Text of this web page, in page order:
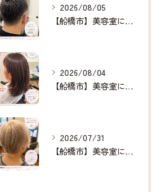
2026/08/05
【船橋市】美容室に行けない…をなくしたい✂️✨
2026/08/04
【船橋市】美容室に行けない…をなくしたい✂️✨
2026/07/31
【船橋市】美容室に行けない…をなくしたい✂️✨